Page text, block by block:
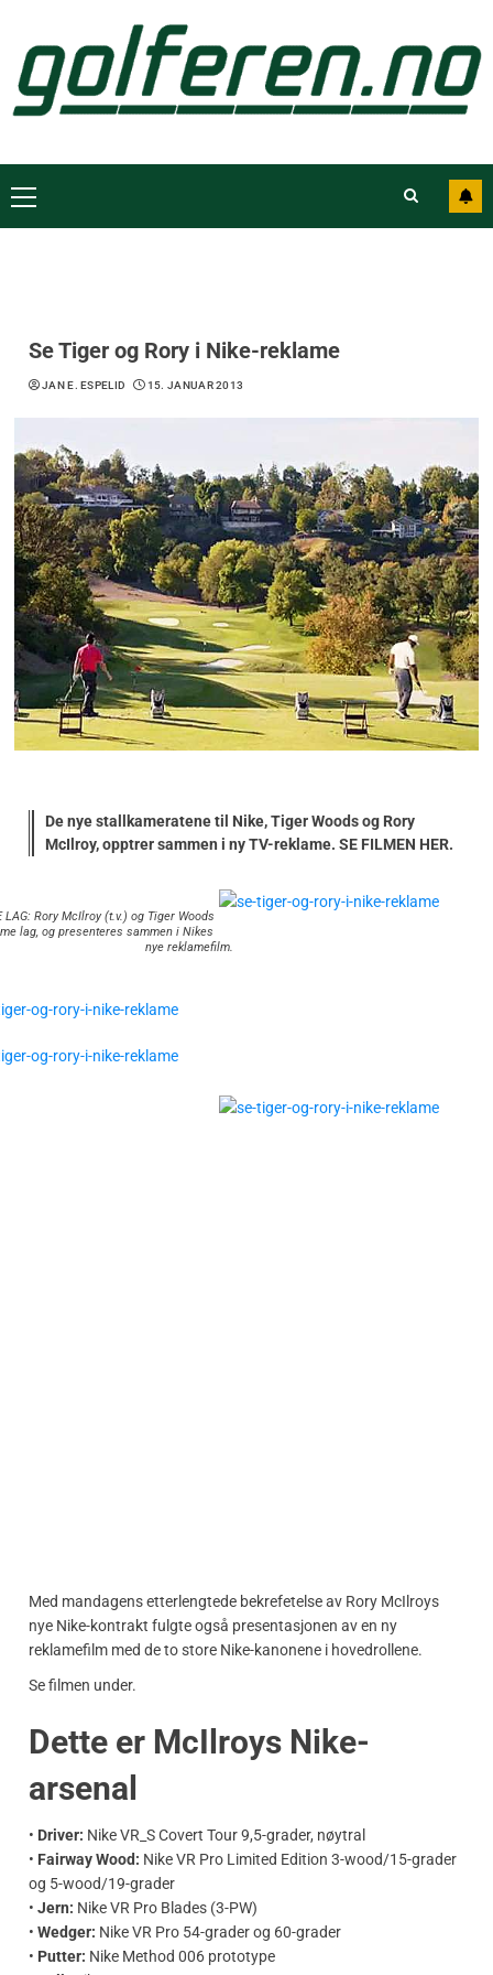
Se Tiger og Rory i Nike-reklame
JAN E. ESPELID 15. JANUAR 2013
De nye stallkameratene til Nike, Tiger Woods og Rory
McIlroy, opptrer sammen i ny TV-reklame. SE FILMEN HER.
LAG: Rory McIlroy (t.v.) og Tiger Woods
lag, og presenteres sammen i Nikes
nye reklamefilm.
Med mandagens etterlengtede bekrefetelse av Rory McIlroys
nye Nike-kontrakt fulgte også presentasjonen av en ny
reklamefilm med de to store Nike-kanonene i hovedrollene.
Se filmen under.
Dette er McIlroys Nike-
arsenal
• Driver: Nike VR_S Covert Tour 9,5-grader, nøytral
• Fairway Wood: Nike VR Pro Limited Edition 3-wood/15-grader
og 5-wood/19-grader
• Jern: Nike VR Pro Blades (3-PW)
• Wedger: Nike VR Pro 54-grader og 60-grader
• Putter: Nike Method 006 prototype